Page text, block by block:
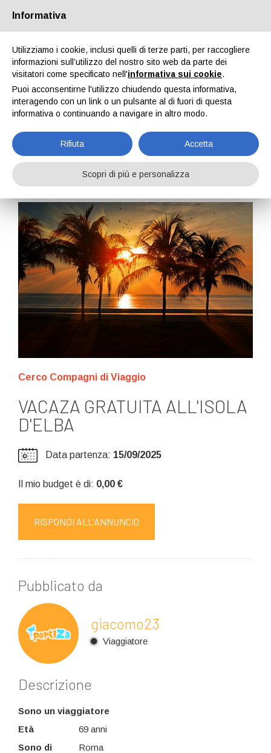
TUTTI GLI ANNUNCI PROPOSTE VIAGGI
CERCA TRA I
VIAGGIATORI
CERCA
Torna indietro
giacomo23 332
Cerco Compagni di Viaggio
VACAZA GRATUITA ALL'ISOLA
D'ELBA
Data partenza: 15/09/2025
Il mio budget è di: 0,00 €
RISPONDI ALL'ANNUNCIO
Pubblicato da
giacomo23
Viaggiatore
Descrizione
Sono un viaggiatore
Età
69 anni
Sono di
Roma
Informativa
Utilizziamo i cookie, inclusi quelli di terze parti, per raccogliere
informazioni sull’utilizzo del nostro sito web da parte dei
visitatori come specificato nell'informativa sui cookie.
Puoi acconsentirne l'utilizzo chiudendo questa informativa,
interagendo con un link o un pulsante al di fuori di questa
informativa o continuando a navigare in altro modo.
Rifiuta Accetta
Scopri di più e personalizza